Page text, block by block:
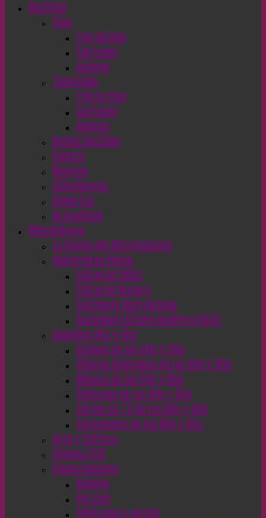
Noticias
Cine
Live Action
Cartoons
Animes
Televisión
Live Action
Cartoons
Animes
Redes Sociales
Comics
Mangas
Videojuegos
Deportes
Actualidad
Misceláneos
La Cueva del Retrogaming
Historietas Viejas
Editorial EMSA
Editorial Novaro
Ediciones Recreativas
Sociedad Editora América (SEA)
Aquellos 80s y 90s
Animes de los 80s y 90s
Dibujos Animados de los 80s y 90s
Música de los 80s y 90s
Películas de los 80s y 90s
Series de TV de los 80s y 90s
Variedades de los 80s y 90s
Arte y Cultura
Cinema CC0
Coleccionismo
Relojes
Puzzles
Vehículos a escala